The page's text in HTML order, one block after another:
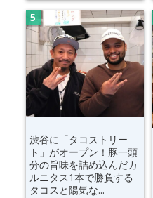
渋谷に「タコストリー
ト」がオープン！豚一頭
分の旨味を詰め込んだカ
ルニタス1本で勝負する
タコスと陽気な...